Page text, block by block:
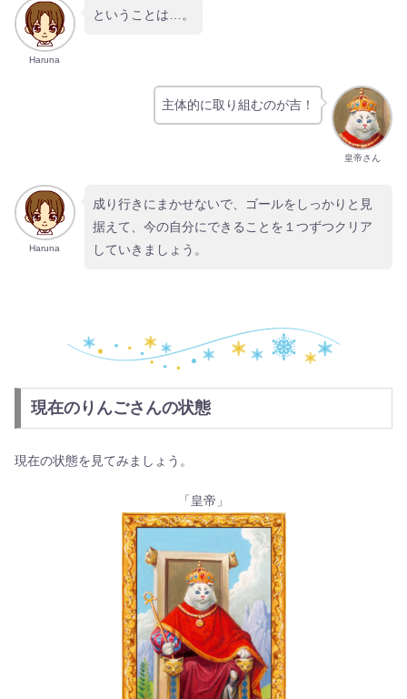
Haruna
ということは…。
皇帝さん
主体的に取り組むのが吉！
Haruna
成り行きにまかせないで、ゴールをしっかりと見
据えて、今の自分にできることを１つずつクリア
していきましょう。
現在のりんごさんの状態
現在の状態を見てみましょう。
「皇帝」